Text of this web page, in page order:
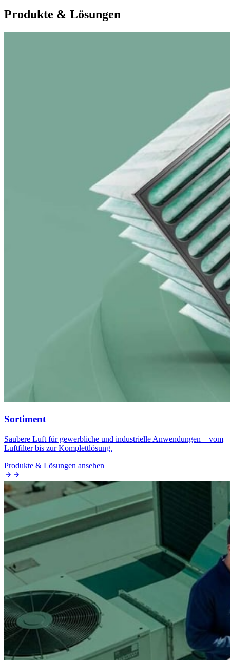
Produkte & Lösungen
Sortiment
Saubere Luft für gewerbliche und industrielle Anwendungen – vom
Luftfilter bis zur Komplettlösung.
Produkte & Lösungen ansehen